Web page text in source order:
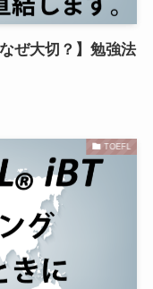
ぜ大切？】勉強法
TOEFL